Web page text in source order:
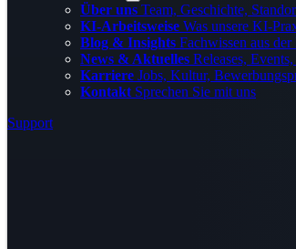
Über uns Team, Geschichte,
KI-Arbeitsweise Was unsere KI-
Blog & Insights Fachwissen aus der
News & Aktuelles Releases,
Karriere Jobs, Kultur,
Kontakt Sprechen Sie mit uns
Support